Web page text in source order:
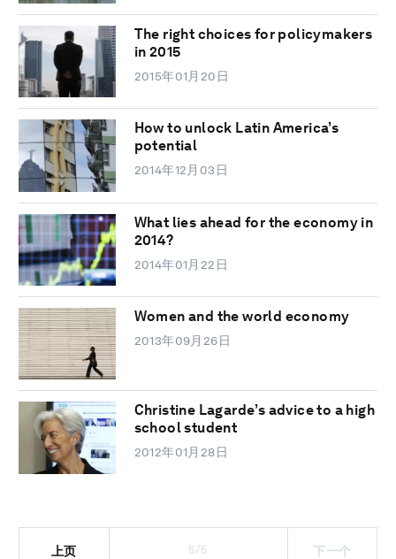
The right choices for policymakers
in 2015
2015年01月20日
How to unlock Latin America’s
potential
2014年12月03日
What lies ahead for the economy in
2014?
2014年01月22日
Women and the world economy
2013年09月26日
Christine Lagarde’s advice to a high
school student
2012年01月28日
上页 5/5 下一个